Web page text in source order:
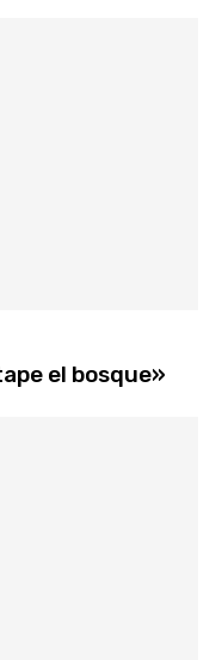
el bosque»